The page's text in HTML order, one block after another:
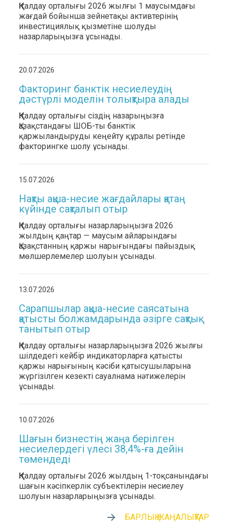
ҚҚҚ талдау орталығы 2026 жылғы 1 маусымдағы
жағдай бойынша зейнетақы активтерінің
инвестициялық қызметіне шолуды
назарларыңызға ұсынады.
20.07.2026
Факторинг банктік несиелеудің
дәстүрлі моделін толықтыра алады
ҚҚҚ талдау орталығы сіздің назарыңызға
Қазақстандағы ШОБ-ты банктік
қаржыландыруды кеңейту құралы ретінде
факторингке шолу ұсынады.
15.07.2026
Нақты ақша-несие жағдайлары қатаң
күйінде сақталып отыр
ҚҚҚ талдау орталығы назарларыңызға 2026
жылдың қаңтар — маусым айларындағы
Қазақстанның қаржы нарығындағы пайыздық
мөлшерлемелер шолуын ұсынады.
13.07.2026
Сарапшылар ақша-несие саясатына
қатысты болжамдарында әзірге сақтық
танытып отыр
ҚҚҚ талдау орталығы назарларыңызға 2026 жылғы
шілдедегі кейбір индикаторларға қатысты
қаржы нарығының кәсіби қатысушыларына
жүргізілген кезекті сауалнама нәтижелерін
ұсынады.
10.07.2026
Шағын бизнестің жаңа берілген
несиелердегі үлесі 38,4%-ға дейін
төмендеді
ҚҚҚ талдау орталығы 2026 жылдың 1-тоқсанындағы
шағын кәсіпкерлік субъектілерін несиелеу
шолуын назарларыңызға ұсынады.
БАРЛЫҚ ЖАҢАЛЫҚТАР